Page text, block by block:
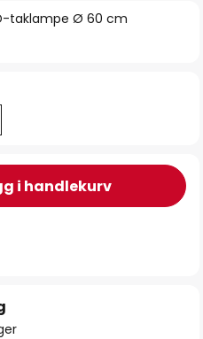
taklampe Ø 60 cm
i handlekurv